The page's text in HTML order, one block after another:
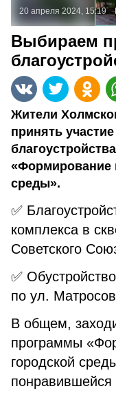
20 апреля 2024, 15:19
Выбираем
Жители
принять
«Формирование
среды».
✅
комплекса в
Советского
✅
по ул.
В общем,
программы
городской
понравившейся